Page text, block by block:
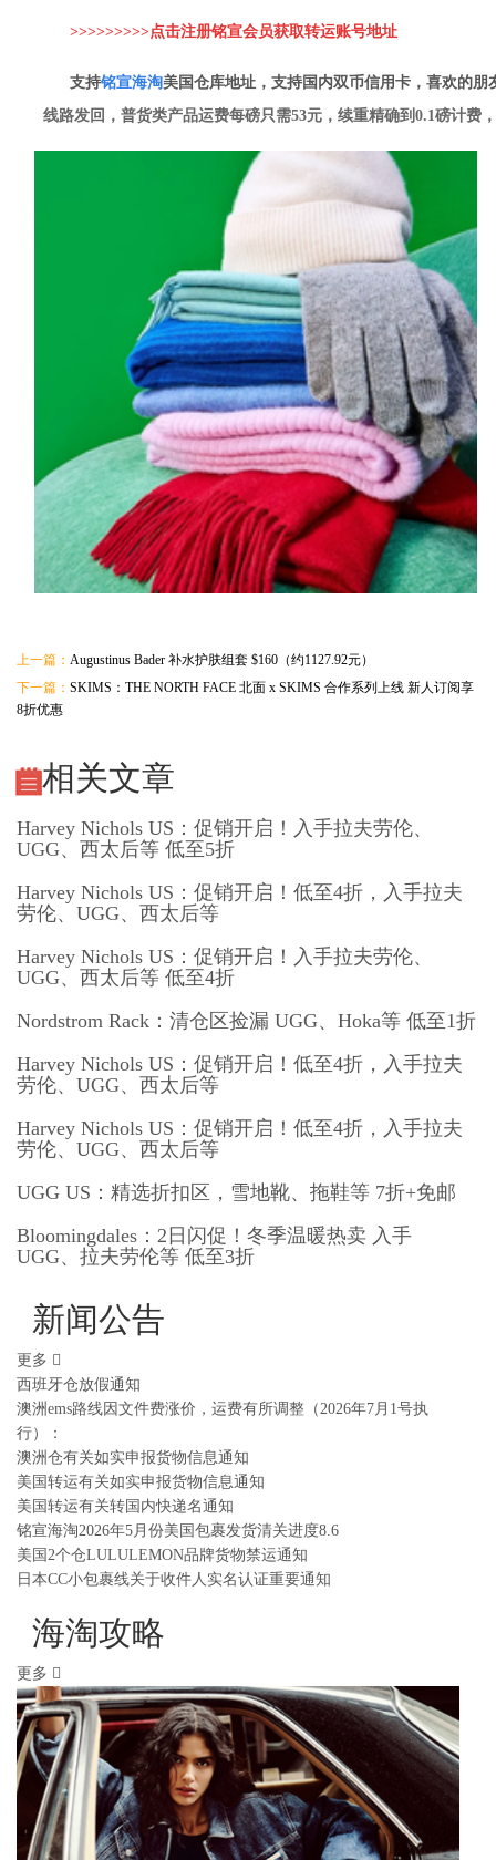
>>>>>>>>>点击注册铭宣会员获取转运账号地址
支持铭宣海淘美国仓库地址，支持国内双币信用卡，喜欢的朋
线路发回，普货类产品运费每磅只需53元，续重精确到0.1磅计费，
上一篇： Augustinus Bader 补水护肤组套 $160（约1127.92元）
下一篇： SKIMS：THE NORTH FACE 北面 x SKIMS 合作系列上线 新人订阅享
8折优惠
相关文章
Harvey Nichols US：促销开启！入手拉夫劳伦、
UGG、西太后等 低至5折
Harvey Nichols US：促销开启！低至4折，入手拉夫
劳伦、UGG、西太后等
Harvey Nichols US：促销开启！入手拉夫劳伦、
UGG、西太后等 低至4折
Nordstrom Rack：清仓区捡漏 UGG、Hoka等 低至1折
Harvey Nichols US：促销开启！低至4折，入手拉夫
劳伦、UGG、西太后等
Harvey Nichols US：促销开启！低至4折，入手拉夫
劳伦、UGG、西太后等
UGG US：精选折扣区，雪地靴、拖鞋等 7折+免邮
Bloomingdales：2日闪促！冬季温暖热卖 入手
UGG、拉夫劳伦等 低至3折
新闻公告
更多
西班牙仓放假通知
澳洲ems路线因文件费涨价，运费有所调整（2026年7月1号执
行）：
澳洲仓有关如实申报货物信息通知
美国转运有关如实申报货物信息通知
美国转运有关转国内快递名通知
铭宣海淘2026年5月份美国包裹发货清关进度8.6
美国2个仓LULULEMON品牌货物禁运通知
日本CC小包裹线关于收件人实名认证重要通知
海淘攻略
更多